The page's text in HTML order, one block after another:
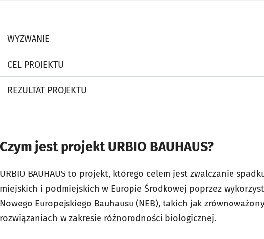
WYZWANIE
CEL PROJEKTU
REZULTAT PROJEKTU
Czym jest projekt URBIO BAUHAUS?
URBIO BAUHAUS to projekt, którego celem jest zwalczanie
miejskich i podmiejskich w Europie Środkowej poprzez
Nowego Europejskiego Bauhausu (NEB), takich jak
rozwiązaniach w zakresie różnorodności biologicznej.